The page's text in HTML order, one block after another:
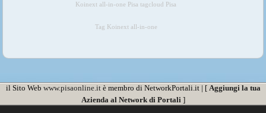
Koinext all-in-one Pisa tagcloud Pisa
Tag Koinext all-in-one
il Sito Web www.pisaonline.itè membro di NetworkPortali.it | [ Aggiungi la tua
Azienda al Network di Portali]